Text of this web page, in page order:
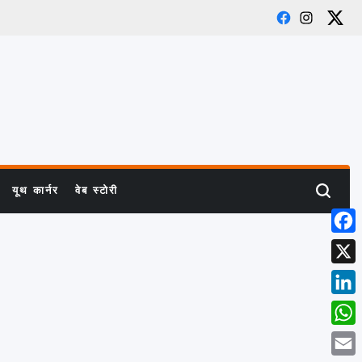
Facebook
Instagram
X
यूथ कार्नर वेब स्टोरी Search
X